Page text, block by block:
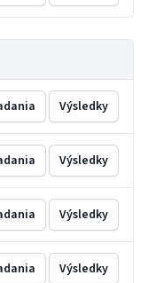
Výsledky
Výsledky
Výsledky
Výsledky